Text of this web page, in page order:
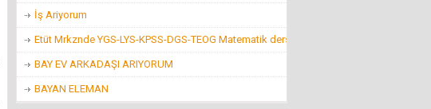
Belediyeyi hesap uzmanı yönetiyor ama balık
istifi tramvay zarar ediyor!
19 Haziran 2016 Pazar
Mehmet KIZILKAYA
FETÖ! (ABD ve CIA Adına Dizayn Edilmiş
İş Ariyorum
Etüt Mrkznde YGS-LYS-KPSS-DGS-TEOG Matematik dersi
BAY EV ARKADAŞI ARIYORUM
BAYAN ELEMAN